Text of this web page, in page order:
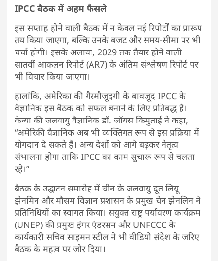
IPCC बैठक में अहम फैसले
इस सप्ताह होने वाली बैठक में न केवल नई रिपोर्टों का प्रारूप
तय किया जाएगा, बल्कि उनके बजट और समय-सीमा पर भी
चर्चा होगी। इसके अलावा, 2029 तक तैयार होने वाली
सातवीं आकलन रिपोर्ट (AR7) के अंतिम संश्लेषण रिपोर्ट पर
भी विचार किया जाएगा।
हालांकि, अमेरिका की गैरमौजूदगी के बावजूद IPCC के
वैज्ञानिक इस बैठक को सफल बनाने के लिए प्रतिबद्ध हैं।
केन्या की जलवायु वैज्ञानिक डॉ. जॉयस किमुताई ने कहा,
“अमेरिकी वैज्ञानिक अब भी व्यक्तिगत रूप से इस प्रक्रिया में
योगदान दे सकते हैं। अन्य देशों को आगे बढ़कर नेतृत्व
संभालना होगा ताकि IPCC का काम सुचारू रूप से चलता
रहे।”
बैठक के उद्घाटन समारोह में चीन के जलवायु दूत लियू
झेनमिन और मौसम विज्ञान प्रशासन के प्रमुख चेन झेनलिन ने
प्रतिनिधियों का स्वागत किया। संयुक्त राष्ट्र पर्यावरण कार्यक्रम
(UNEP) की प्रमुख इंगर एंडरसन और UNFCCC के
कार्यकारी सचिव साइमन स्टील ने भी वीडियो संदेश के जरिए
बैठक के महत्व पर जोर दिया।